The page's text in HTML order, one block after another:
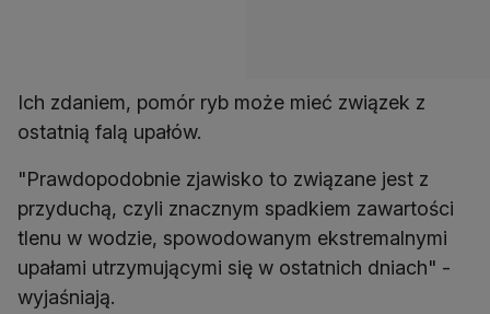
Ich zdaniem, pomór ryb może mieć związek z
ostatnią falą upałów.
"Prawdopodobnie zjawisko to związane jest z
przyduchą, czyli znacznym spadkiem zawartości
tlenu w wodzie, spowodowanym ekstremalnymi
upałami utrzymującymi się w ostatnich dniach" -
wyjaśniają.